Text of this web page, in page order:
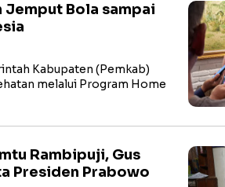
Jemput Bola sampai
Kabupaten (Pemkab)
melalui Program Home
Rambipuji, Gus
Presiden Prabowo